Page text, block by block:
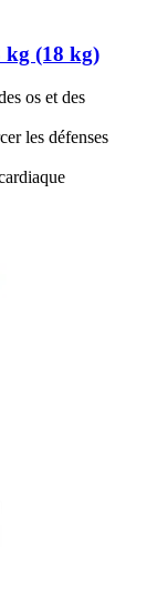
kg (18 kg)
os et des
les défenses